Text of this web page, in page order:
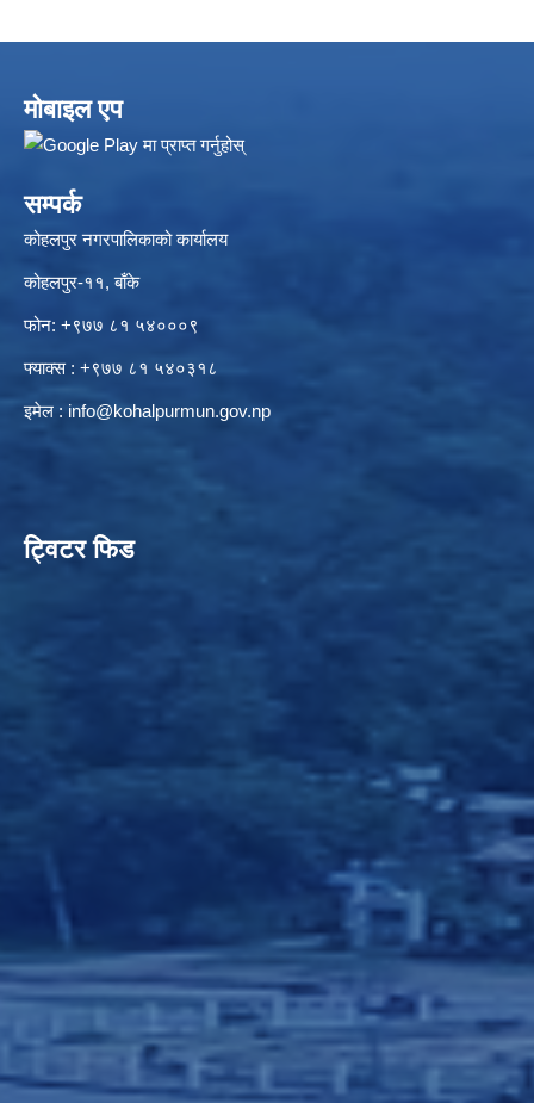
मोबाइल एप
सम्पर्क
कोहलपुर नगरपालिकाको कार्यालय
कोहलपुर-११, बाँके
फोन: +९७७ ८१ ५४०००९
फ्याक्स : +९७७ ८१ ५४०३१८
इमेल : info@kohalpurmun.gov.np
ट्विटर फिड